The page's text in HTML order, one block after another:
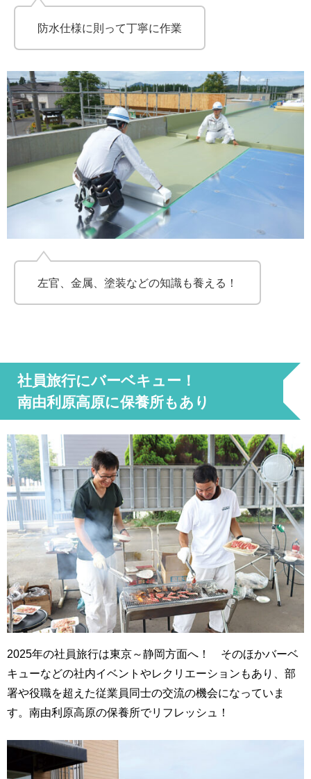
防水仕様に則って丁寧に作業
左官、金属、塗装などの知識も養える！
社員旅行にバーベキュー！
南由利原高原に保養所もあり
2025年の社員旅行は東京～静岡方面へ！ そのほかバーベ
キューなどの社内イベントやレクリエーションもあり、部
署や役職を超えた従業員同士の交流の機会になっていま
す。南由利原高原の保養所でリフレッシュ！